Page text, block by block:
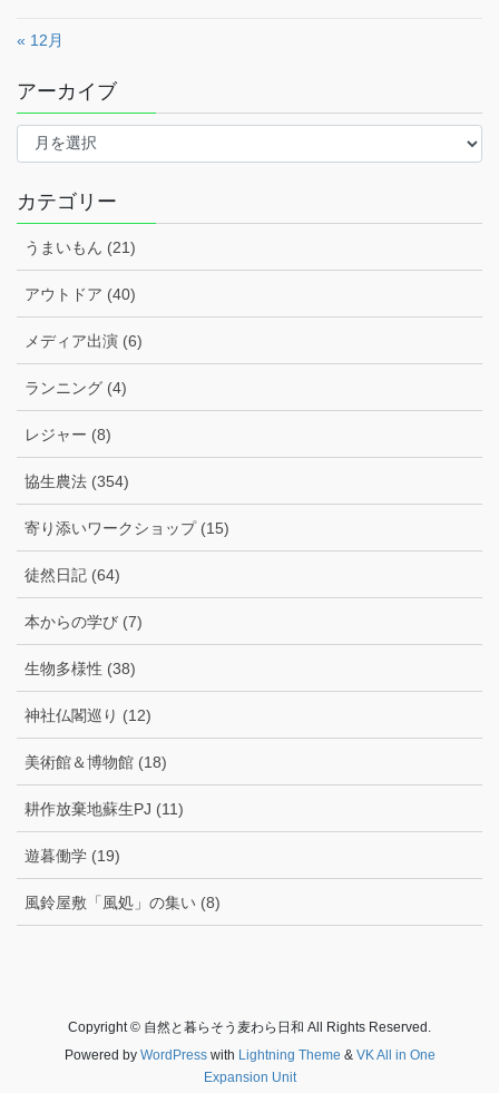
« 12月
アーカイブ
ア
イ
カテゴリー
うまいもん (21)
アウトドア (40)
メディア出演 (6)
ランニング (4)
レジャー (8)
協生農法 (354)
寄り添いワークショップ (15)
徒然日記 (64)
本からの学び (7)
生物多様性 (38)
神社仏閣巡り (12)
美術館＆博物館 (18)
耕作放棄地蘇生PJ (11)
遊暮働学 (19)
風鈴屋敷「風処」の集い (8)
Copyright © 自然と暮らそう麦わら日和 All Rights Reserved.
Powered by WordPresswith Lightning Theme & VK All in One
Expansion Unit